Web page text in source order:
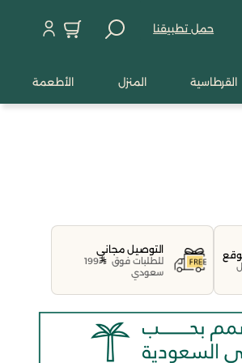
حمل تطبيقنا
القرطاسية المنزل الأطعمة
التوصيل مجاني
للطلبات فوق
199
سعودي